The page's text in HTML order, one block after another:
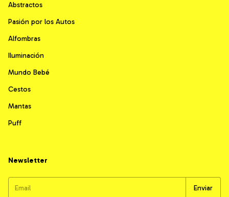
Abstractos
Pasión por los Autos
Alfombras
Iluminación
Mundo Bebé
Cestos
Mantas
Puff
Newsletter